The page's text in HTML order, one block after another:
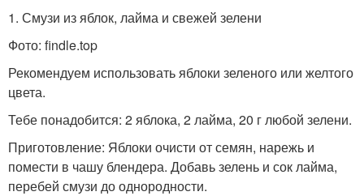
1. Смузи из яблок, лайма и свежей зелени
Фото: findle.top
Рекомендуем использовать яблоки зеленого или желтого
цвета.
Тебе понадобится: 2 яблока, 2 лайма, 20 г любой зелени.
Приготовление: Яблоки очисти от семян, нарежь и
помести в чашу блендера. Добавь зелень и сок лайма,
перебей смузи до однородности.